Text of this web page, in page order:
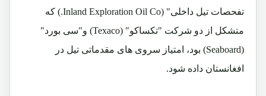
تفحصات تیل داخلی" (Inland Exploration Oil Co.
) که
متشکل از دو شرکت "تکساکو" (Texaco) و"سی بورد"
(
Seaboard) بود، امتیاز سروی های مقدماتی تیل در
افغانستان داده شود.